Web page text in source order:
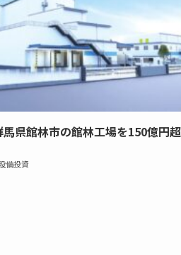
県館林市の館林工場を150億円
備投資